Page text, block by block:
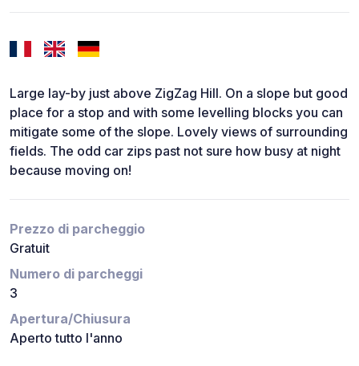
Large lay-by just above ZigZag Hill. On a slope but good
place for a stop and with some levelling blocks you can
mitigate some of the slope. Lovely views of surrounding
fields. The odd car zips past not sure how busy at night
because moving on!
Prezzo di parcheggio
Gratuit
Numero di parcheggi
3
Apertura/Chiusura
Aperto tutto l'anno